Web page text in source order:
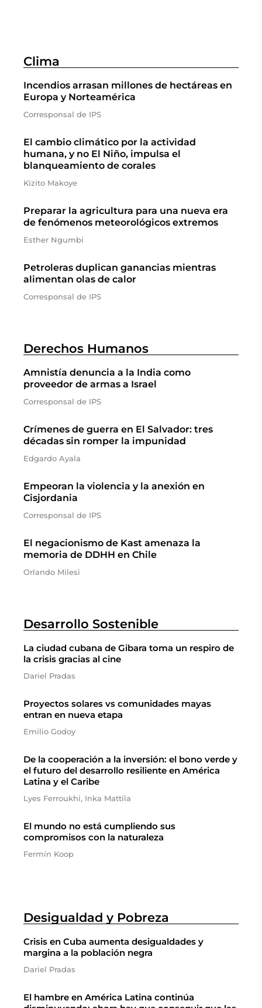
Clima
Incendios arrasan millones de hectáreas en
Europa y Norteamérica
Corresponsal de IPS
El cambio climático por la actividad
humana, y no El Niño, impulsa el
blanqueamiento de corales
Kizito Makoye
Preparar la agricultura para una nueva era
de fenómenos meteorológicos extremos
Esther Ngumbi
Petroleras duplican ganancias mientras
alimentan olas de calor
Corresponsal de IPS
Derechos Humanos
Amnistía denuncia a la India como
proveedor de armas a Israel
Corresponsal de IPS
Crímenes de guerra en El Salvador: tres
décadas sin romper la impunidad
Edgardo Ayala
Empeoran la violencia y la anexión en
Cisjordania
Corresponsal de IPS
El negacionismo de Kast amenaza la
memoria de DDHH en Chile
Orlando Milesi
Desarrollo Sostenible
La ciudad cubana de Gibara toma un respiro de
la crisis gracias al cine
Dariel Pradas
Proyectos solares vs comunidades mayas
entran en nueva etapa
Emilio Godoy
De la cooperación a la inversión: el bono verde y
el futuro del desarrollo resiliente en América
Latina y el Caribe
Lyes Ferroukhi, Inka Mattila
El mundo no está cumpliendo sus
compromisos con la naturaleza
Fermín Koop
Desigualdad y Pobreza
Crisis en Cuba aumenta desigualdades y
margina a la población negra
Dariel Pradas
El hambre en América Latina continúa